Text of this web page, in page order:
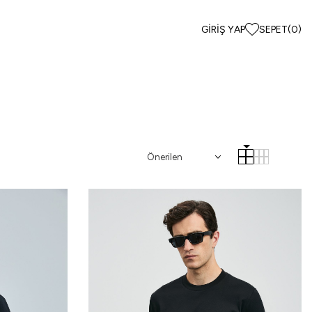
GIRIŞ YAP SEPET(0)